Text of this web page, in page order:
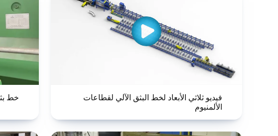
فيديو ثلاثي الأبعاد لخط البثق الآلي لقطاعات
الألمنيوم
خط